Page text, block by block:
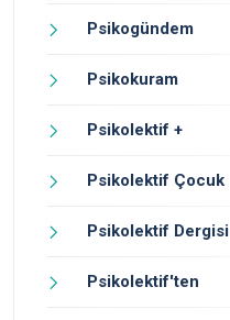
Psikogündem
Psikokuram
Psikolektif +
Psikolektif Çocuk
Psikolektif Dergisi
Psikolektif'ten